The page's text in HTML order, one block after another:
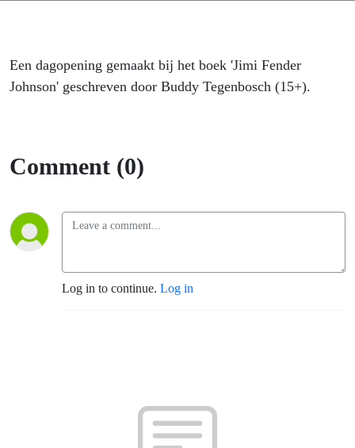
Een dagopening gemaakt bij het boek 'Jimi Fender
Johnson' geschreven door Buddy Tegenbosch (15+).
Comment (0)
Log in to continue. Log in